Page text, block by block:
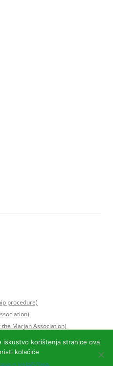
procedure)
Marjan Association)
procedure)
iskustvo korištenja stranice ova
kolačiće